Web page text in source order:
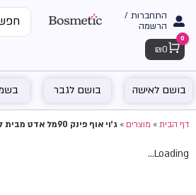
התחברות /
הרשמה
Cart
0
₪ 0
בושם לאישה בושם לגבר
דף הבית»מוצרים»ג'וי אוף פינק 90מל אדט מבית לקוסט – בושם לאישה
Loading...